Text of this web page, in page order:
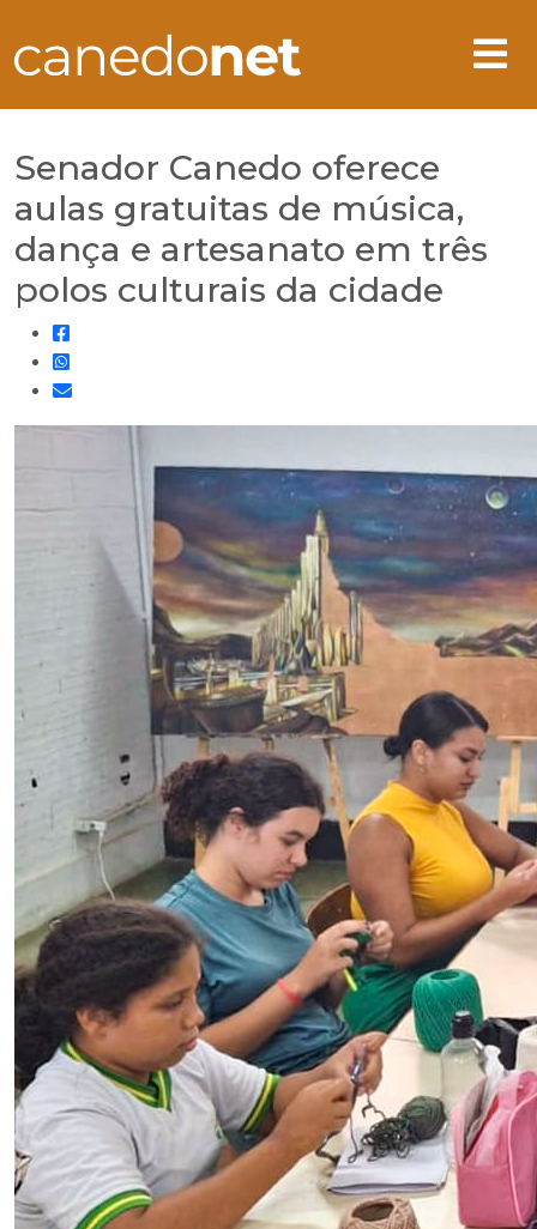
Senador Canedo oferece
aulas gratuitas de música,
dança e artesanato em três
polos culturais da cidade